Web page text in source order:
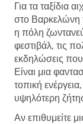
Για τα ταξίδια
στο Βαρκελώνη
η πόλη
φεστιβάλ, τις
εκδηλώσεις που
Είναι μια
τοπική
υψηλότερη
Αν επιθυμείτε